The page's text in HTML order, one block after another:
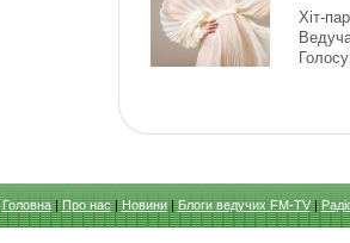
Хіт-
Головна|Про нас|Новини|Блоги ведучих FM-TV|